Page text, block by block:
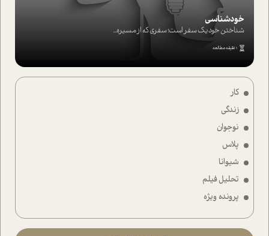
کار
زندگی
نوجوان
پلاس
شیوانا
تحلیل فیلم
پرونده ویژه
خودشناسی
شناختن خود یک سفر است؛ سفری که از مسیره...
1 دقیقه مطالعه